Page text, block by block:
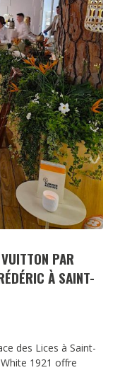
PAR
À SAINT-
des Lices à Saint-
1921 offre